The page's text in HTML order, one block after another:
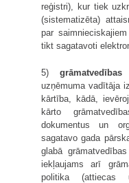
reģistri), kur tiek
(sistematizēta)
par
tikt sagatavoti
5)
uzņēmuma vadītāja
kārtība, kādā,
kārto
dokumentus un
sagatavo gada
glabā
iekļaujams arī
politika (attiecas